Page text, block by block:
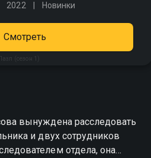
2022 Новинки
Пазл (сезон 1)
Смотреть
вынуждена расследовать
и двух сотрудников
отдела, она